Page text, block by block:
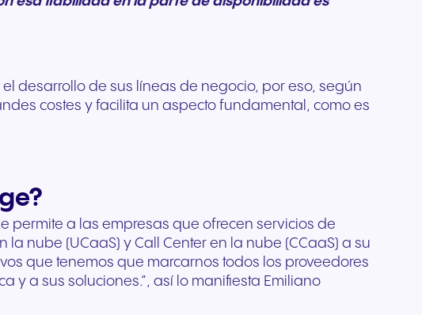
desarrollo de sus líneas de negocio, por eso, según
costes y facilita un aspecto fundamental, como es
permite a las empresas que ofrecen servicios de
nube (UCaaS) y Call Center en la nube (CCaaS) a su
que tenemos que marcarnos todos los proveedores
y a sus soluciones.”, así lo manifiesta Emiliano